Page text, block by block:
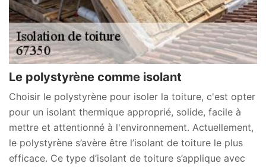
Le polystyrène comme isolant
Choisir le polystyrène pour isoler la toiture, c'est opter
pour un isolant thermique approprié, solide, facile à
mettre et attentionné à l'environnement. Actuellement,
le polystyrène s’avère être l’isolant de toiture le plus
efficace. Ce type d’isolant de toiture s’applique avec